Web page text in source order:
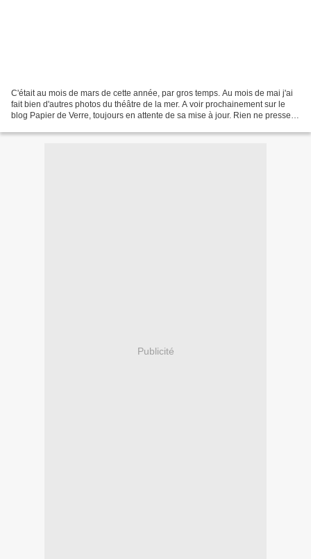
C'était au mois de mars de cette année, par gros temps. Au mois de mai j'ai
fait bien d'autres photos du théâtre de la mer. A voir prochainement sur le
blog Papier de Verre, toujours en attente de sa mise à jour. Rien ne presse.
Publicité